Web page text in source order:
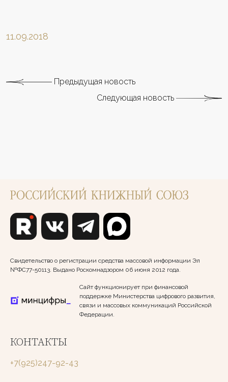
11.09.2018
Предыдущая новость
Следующая новость
Свидетельство о регистрации средства массовой информации Эл
№ФС77-50113. Выдано Роскомнадзором 06 июня 2012 года.
Сайт функционирует при финансовой
поддержке Министерства цифрового развития,
связи и массовых коммуникаций Российской
Федерации.
КОНТАКТЫ
+7(925)247-92-43